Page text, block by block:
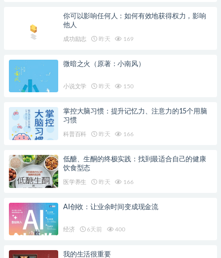
你可以影响任何人：如何有效地获得权力，影响
他人
成功励志 昨天 169
微暗之火（原著：小南风）
小说文学 昨天 150
掌控大脑习惯：提升记忆力、注意力的15个用脑
习惯
科普百科 昨天 166
低醣、生酮的终极实践：找到最适合自己的健康
饮食型态
医学养生 昨天 166
AI创收：让业余时间变成现金流
经济 6天前 400
我的生活很重要